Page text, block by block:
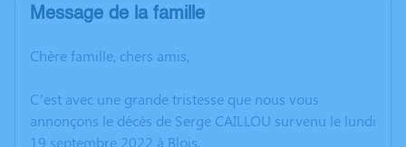
Message de la famille
Chère famille, chers amis,
C’est avec une grande tristesse que nous vous
annonçons le décès de Serge CAILLOU survenu le lundi
19 septembre 2022 à Blois.